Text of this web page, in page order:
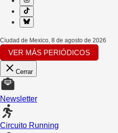
Ciudad de Mexico, 8 de agosto de 2026
VER MÁS PERIÓDICOS
Cerrar
Newsletter
Circuito Running